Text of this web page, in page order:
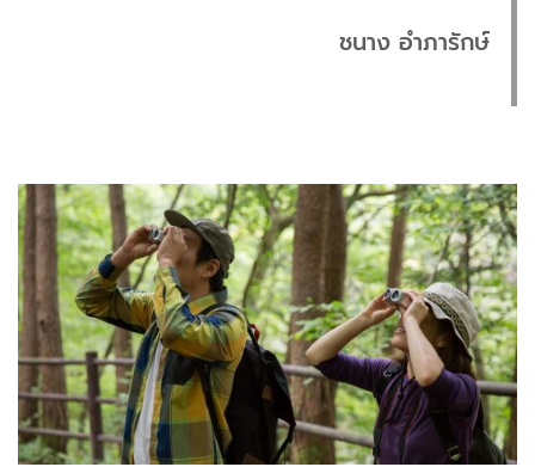
ชนาง อำภารักษ์